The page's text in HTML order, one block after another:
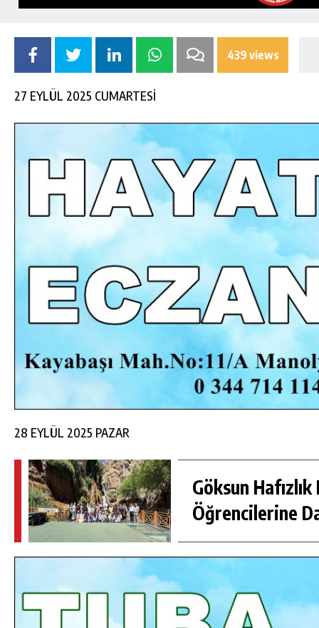
439 views
27 EYLÜL 2025 CUMARTESİ
28 EYLÜL 2025 PAZAR
Göksun Hafızlık
Öğrencilerine
GÜNLÜK HABER AKIŞI
GÖKSUN HAFIZLIK KIZ KUR’AN KURSU
ÖĞRENCILERINE DARENDE GEZISI.